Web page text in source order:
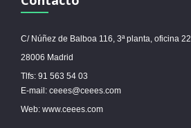
C/ Núñez de Balboa 116, 3ª planta, oficina 22
28006 Madrid
Tlfs: 91 563 54 03
E-mail: ceees@ceees.com
Web: www.ceees.com